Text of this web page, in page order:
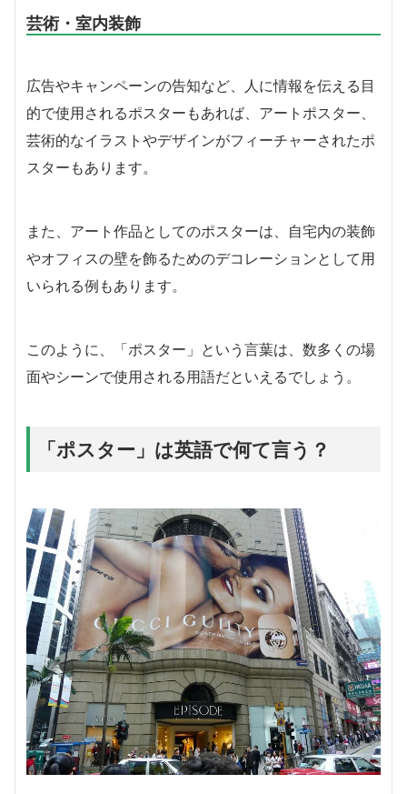
芸術・室内装飾
広告やキャンペーンの告知など、人に情報を伝える目
的で使用されるポスターもあれば、アートポスター、
芸術的なイラストやデザインがフィーチャーされたポ
スターもあります。
また、アート作品としてのポスターは、自宅内の装飾
やオフィスの壁を飾るためのデコレーションとして用
いられる例もあります。
このように、「ポスター」という言葉は、数多くの場
面やシーンで使用される用語だといえるでしょう。
「ポスター」は英語で何て言う？